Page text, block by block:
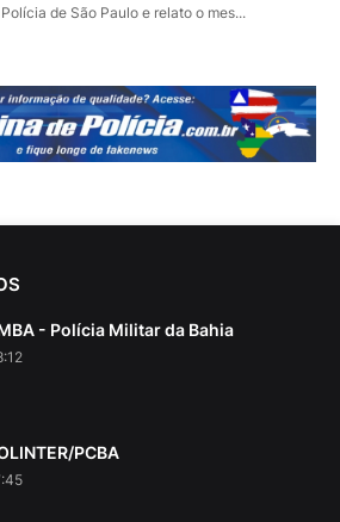
de São Paulo e relato o mes...
- Polícia Militar da Bahia
PCBA